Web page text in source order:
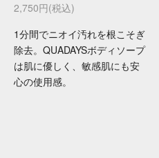
2,750円(税込)
1分間でニオイ汚れを根こそぎ
除去。QUADAYSボディソープ
は肌に優しく、敏感肌にも安
心の使用感。